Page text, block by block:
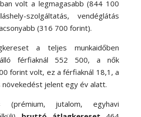
volt a legmagasabb (844 100
szolgáltatás, vendéglátás
(316 700 forint).
a teljes munkaidőben
álló férfiaknál 552 500, a nők
forint volt, ez a férfiaknál 18,1, a
növekedést jelent egy év alatt.
(prémium, jutalom, egyhavi